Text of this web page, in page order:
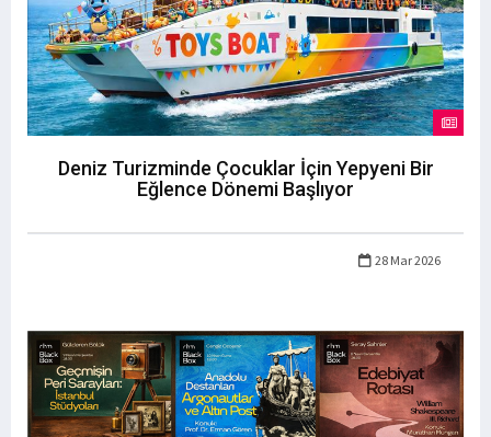
Deniz Turizminde Çocuklar İçin Yepyeni Bir
Eğlence Dönemi Başlıyor
28 Mar 2026